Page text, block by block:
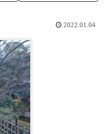
2022.01.04